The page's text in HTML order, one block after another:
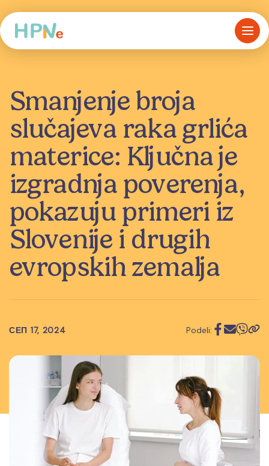
Smanjenje broja
slučajeva raka grlića
materice: Ključna je
izgradnja poverenja,
pokazuju primeri iz
Slovenije i drugih
evropskih zemalja
СЕП 17, 2024 Podeli: